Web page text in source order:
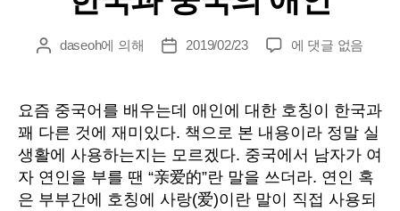
리
게
작
성
자
daseoh에 의해
게
날
짜
2019/02/23
한
중
국
의
애
인
에 댓글 없음
요즘 중국어를 배우는데 애인에 대한 호칭이 한국과
꽤 다른 것에 재미있다. 책으로 본 내용이라 정말 실
생활에 사용하는지는 모르겠다. 중국에서 남자가 여
자 연인을 부를 땐 “亲爱的”란 말을 쓰더라. 연인 혹
은 부부간에 호칭에 사랑(爱)이란 말이 직접 사용되